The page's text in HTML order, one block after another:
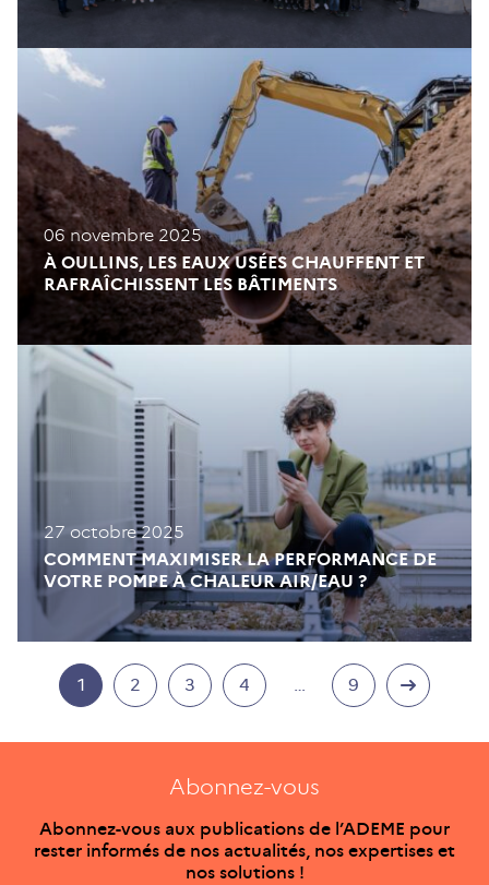
À OULLINS, LES EAUX USÉES CHAUFFENT ET
RAFRAÎCHISSENT LES BÂTIMENTS
06 novembre 2025
COMMENT MAXIMISER LA PERFORMANCE DE
VOTRE POMPE À CHALEUR AIR/EAU ?
27 octobre 2025
1 2 3 4 … 9
Abonnez-vous
Abonnez-vous aux publications de l’ADEME pour
rester informés de nos actualités, nos expertises et
nos solutions !